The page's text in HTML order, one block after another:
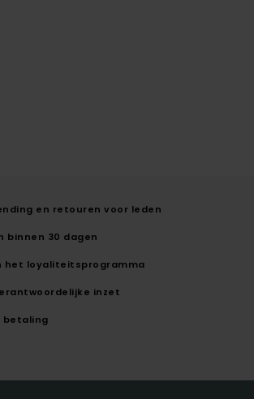
en retouren voor leden
binnen 30 dagen
het loyaliteitsprogramma
inzet
betaling